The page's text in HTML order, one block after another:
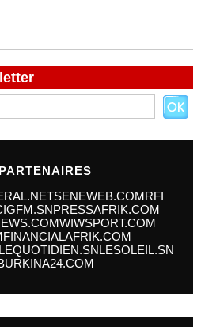
SENEWEB.COMRFI
IGFM.SNPRESSAFRIK.COM
WIWSPORT.COM
FINANCIALAFRIK.COM
LEQUOTIDIEN.SNLESOLEIL.SN